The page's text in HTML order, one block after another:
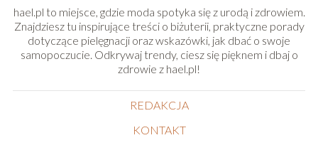
hael.pl to miejsce, gdzie moda spotyka się z urodą i zdrowiem.
Znajdziesz tu inspirujące treści o biżuterii, praktyczne porady
dotyczące pielęgnacji oraz wskazówki, jak dbać o swoje
samopoczucie. Odkrywaj trendy, ciesz się pięknem i dbaj o
zdrowie z hael.pl!
REDAKCJA
KONTAKT